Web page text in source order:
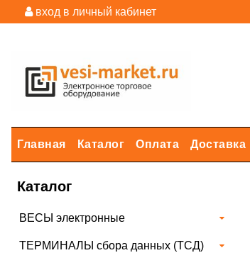
вход в личный кабинет
Главная Каталог Оплата Доставка
Каталог
ВЕСЫ электронные
ТЕРМИНАЛЫ сбора данных (ТСД)